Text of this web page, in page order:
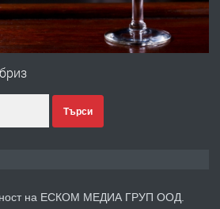
преди 3 дни
апартамент на ул. Липа до
Търси
на ЕСКОМ МЕДИА ГРУП ООД.